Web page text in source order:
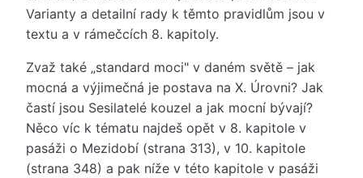
Varianty a detailní rady k těmto pravidlům jsou v
textu a v rámečcích 8. kapitoly.
Zvaž také „standard moci" v daném světě – jak
mocná a výjimečná je postava na X. Úrovni? Jak
častí jsou Sesilatelé kouzel a jak mocní bývají?
Něco víc k tématu najdeš opět v 8. kapitole v
pasáži o Mezidobí (strana 313), v 10. kapitole
(strana 348) a pak níže v této kapitole v pasáži